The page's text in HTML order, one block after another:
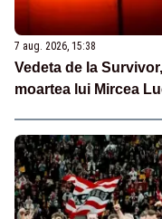
7 aug. 2026, 15:38
Vedeta de la
moartea lui Mircea